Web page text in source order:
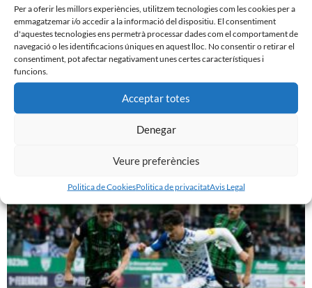
Per a oferir les millors experiències, utilitzem tecnologies com les cookies per a
emmagatzemar i/o accedir a la informació del dispositiu. El consentiment
d'aquestes tecnologies ens permetrà processar dades com el comportament de
navegació o les identificacions úniques en aquest lloc. No consentir o retirar el
consentiment, pot afectar negativament unes certes característiques i
funcions.
Acceptar totes
Denegar
Veure preferències
Politica de CookiesPolitica de privacitatAvis Legal